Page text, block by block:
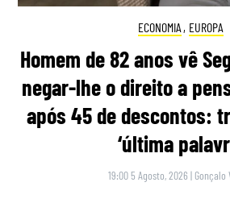
ECONOMIA , EUROPA
Homem de 82 anos vê
negar-lhe o direito a
após 45 de descontos:
‘última
19:00 5 Agosto, 2026 | Gonçalo